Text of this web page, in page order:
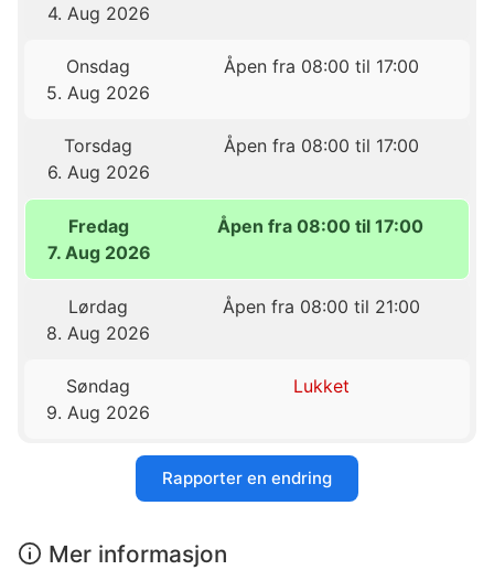
4. Aug 2026
Onsdag
5. Aug 2026
Åpen fra 08:00 til 17:00
Torsdag
6. Aug 2026
Åpen fra 08:00 til 17:00
Fredag
7. Aug 2026
Åpen fra 08:00 til 17:00
Lørdag
8. Aug 2026
Åpen fra 08:00 til 21:00
Søndag
9. Aug 2026
Lukket
Rapporter en endring
Mer informasjon